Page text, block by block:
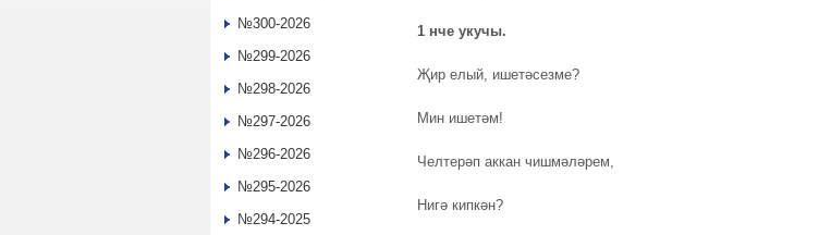
1 нче укучы.
Җир елый, ишетәсезме?
Мин ишетәм!
Челтерәп аккан чишмәләрем,
Нигә кипкән?
№300-2026
№299-2026
№298-2026
№297-2026
№296-2026
№295-2026
№294-2025